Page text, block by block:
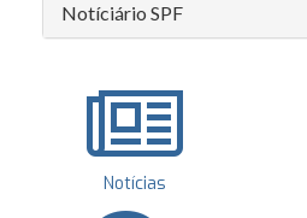
Notíciário SPF
Notícias